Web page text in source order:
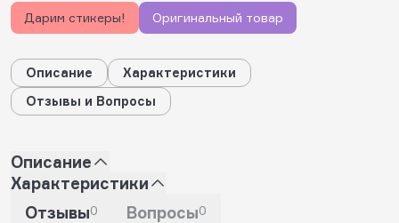
Дарим стикеры! Оригинальный товар
Описание
Характеристики
Отзывы и Вопросы
Описание
Характеристики
Отзывы0 Вопросы0